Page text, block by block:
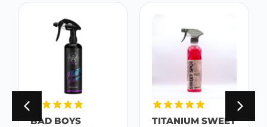
BAD BOYS
TITANIUM SWEET